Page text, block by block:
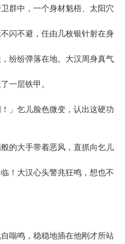
中，一个身材魁梧、太阳穴
闪不避，任由几枚银针射在身
纷纷弹落在地。大汉周身真气
一层铁甲。
乞儿脸色微变，认出这硬功
大手带着恶风，直抓向乞儿
！大汉心头警兆狂鸣，想也不
鸣，稳稳地插在他刚才所站